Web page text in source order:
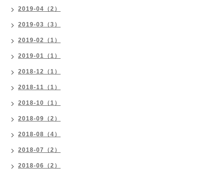
2019-04（2）
2019-03（3）
2019-02（1）
2019-01（1）
2018-12（1）
2018-11（1）
2018-10（1）
2018-09（2）
2018-08（4）
2018-07（2）
2018-06（2）